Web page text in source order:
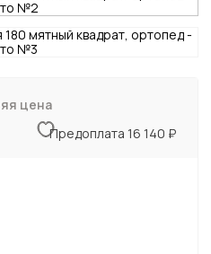
цена
Предоплата 16 140 ₽